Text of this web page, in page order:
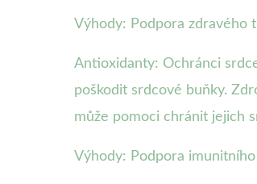
Výhody: Podpora zdravého
Antioxidanty: Ochránci
poškodit srdcové buňky.
může pomoci chránit jejich
Výhody: Podpora